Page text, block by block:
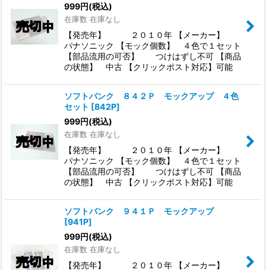
999円(税込)
在庫数 在庫なし
【発売年】 ２０１０年 【メーカー】
パナソニック 【モック個数】 ４色で１セット
【部品流用の可否】 つけはずし不可 【商品
の状態】 中古 【クリックポスト対応】可能
ソフトバンク ８４２Ｐ モックアップ ４色
セット [842P]
999円(税込)
在庫数 在庫なし
【発売年】 ２０１０年 【メーカー】
パナソニック 【モック個数】 ４色で１セット
【部品流用の可否】 つけはずし不可 【商品
の状態】 中古 【クリックポスト対応】可能
ソフトバンク ９４１Ｐ モックアップ
[941P]
999円(税込)
在庫数 在庫なし
【発売年】 ２０１０年 【メーカー】